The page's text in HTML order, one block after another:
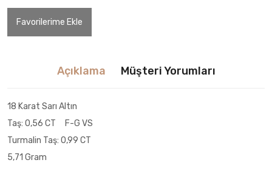
Favorilerime Ekle
Açıklama Müşteri Yorumları
18 Karat Sarı Altın
Taş: 0,56 CT F-G VS
Turmalin Taş: 0,99 CT
5,71 Gram